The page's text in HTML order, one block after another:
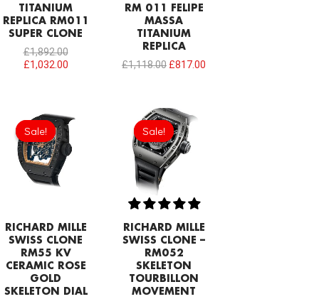
TITANIUM
REPLICA RM011
SUPER CLONE
£1,892.00
£1,032.00
RM 011 FELIPE
MASSA
TITANIUM
REPLICA
£1,118.00 £817.00
Sale!
Sale!
RICHARD MILLE
SWISS CLONE
RM55 KV
CERAMIC ROSE
GOLD
SKELETON DIAL
price
was:
£1,032.00.
Sale!
Sale!
RICHARD MILLE
SWISS CLONE –
RM052
SKELETON
TOURBILLON
MOVEMENT
Original
price
was:
£1,161.00.